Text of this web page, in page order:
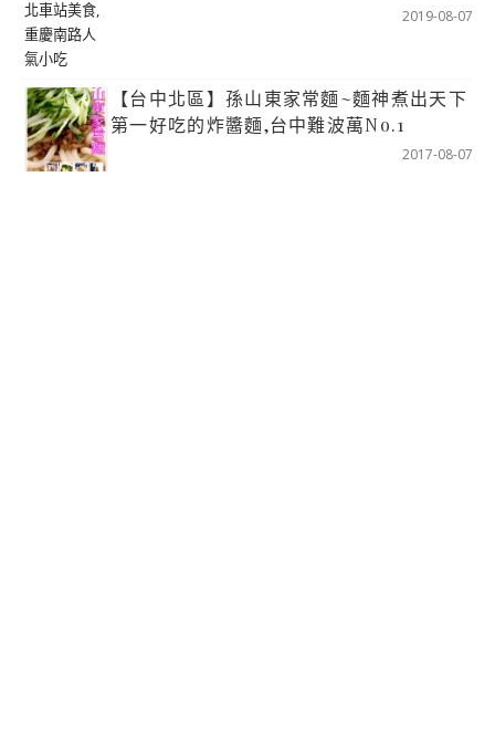
2019-08-07
【台中北區】孫山東家常麵~麵神煮出天下
第一好吃的炸醬麵,台中難波萬No.1
2017-08-07